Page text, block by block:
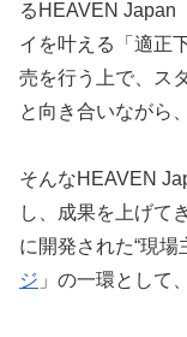
るHEAVEN Japan
イを叶える「適正
売を行う上で、ス
と向き合いながら
そんなHEAVEN
し、成果を上げて
に開発された“現場
ジ 」の一環として